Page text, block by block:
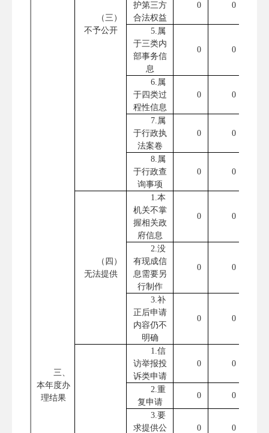
三、
本年度办
理结果
（三）
不予公开
护第三方
合法权益
0 0
5.属
于三类内
部事务信
息
0 0
6.属
于四类过
程性信息
0 0
7.属
于行政执
法案卷
0 0
8.属
于行政查
询事项
0 0
（四）
无法提供
1.本
机关不掌
握相关政
府信息
0 0
2.没
有现成信
息需要另
行制作
0 0
3.补
正后申请
内容仍不
明确
0 0
1.信
访举报投
诉类申请
0 0
2.重
复申请
0 0
3.要
求提供公
0 0